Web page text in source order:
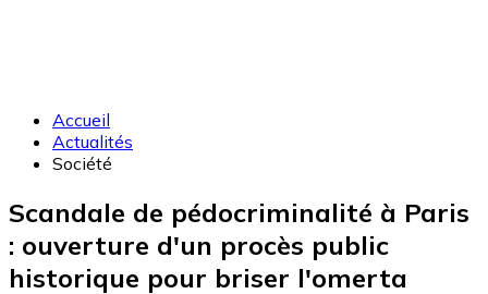
Accueil
Actualités
Société
Scandale de pédocriminalité à Paris
: ouverture d'un procès public
historique pour briser l'omerta